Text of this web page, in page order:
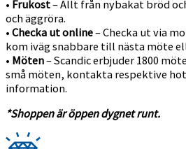
• Frukost– Allt från nybakat bröd
och äggröra.
• Checka ut online– Checka ut via
kom iväg snabbare till nästa möte
• Möten– Scandic erbjuder 1800
små möten, kontakta respektive
information.
*Shoppen är öppen dygnet runt.